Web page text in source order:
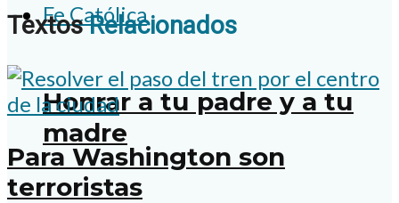
Fe Católica
Honrar a tu padre y a tu
madre
TextosRelacionados
Para Washington son
terroristas